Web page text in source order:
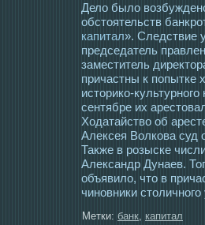
Дело было
обстоятельств
капитал». Следствие
председатель
заместитель
причастны к попытке
историко-
сентябре их
Ходатайство об
Алексея Волкова суд
Также в розыске
Александр Дунаев.
объявило, что в
чиновники
Метки: банк, капитал